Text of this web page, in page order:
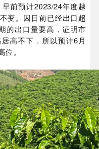
前预计2023/24年度越
变。因目前已经出口超
的出口量要高，证明市
高不下，所以预计6月
。